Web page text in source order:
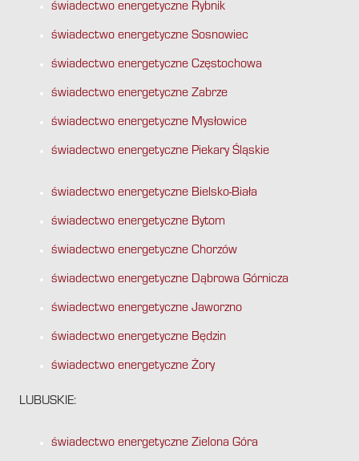
świadectwo energetyczne Rybnik
świadectwo energetyczne Sosnowiec
świadectwo energetyczne Częstochowa
świadectwo energetyczne Zabrze
świadectwo energetyczne Mysłowice
świadectwo energetyczne Piekary Śląskie
świadectwo energetyczne Bielsko-Biała
świadectwo energetyczne Bytom
świadectwo energetyczne Chorzów
świadectwo energetyczne Dąbrowa Górnicza
świadectwo energetyczne Jaworzno
świadectwo energetyczne Będzin
świadectwo energetyczne Żory
LUBUSKIE:
świadectwo energetyczne Zielona Góra